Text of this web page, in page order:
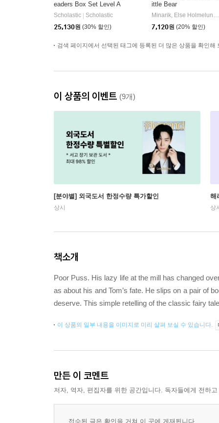
eaders Box Set Level A
(StoryPlus QR코드)
Scholastic
Scholastic
25,130원 (30% 할인)
ittle Bear
Minarik, Else Holmelund / Sendak, Maurice
7,120원 (20% 할인)
검색 페이지에서 선택된 태그에 등록된 더 많은 상품을 확인해
이 상품의 이벤트 (9개)
[분야별] 외국도서 한정수량 특가할인
상시
해
상
책소개
Poor Puss. His lazy life at the mill has changed
as about his and Tom’s fate. He slips on a pair of
deserve. This simple retelling of the classic fairy
이 상품의 일부 내용을 이미지로 미리 살펴 보실 수 있습니다.
만든 이 코멘트
저자, 역자, 편집자를 위한 공간입니다. 독자들에게 전하
접수된 글은 확인을 거쳐 이 곳에 게재됩니다.